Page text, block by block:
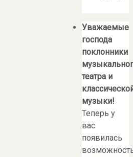
Уважаемые
господа
поклонники
театра и
музыки!
Теперь у
вас
появилась